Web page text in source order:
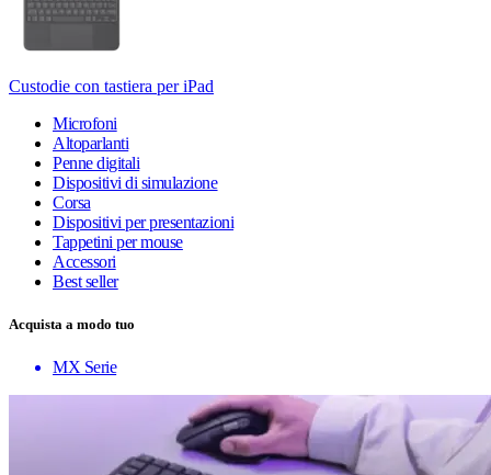
Custodie con tastiera per iPad
Microfoni
Altoparlanti
Penne digitali
Dispositivi di simulazione
Corsa
Dispositivi per presentazioni
Tappetini per mouse
Accessori
Best seller
Acquista a modo tuo
MX Serie